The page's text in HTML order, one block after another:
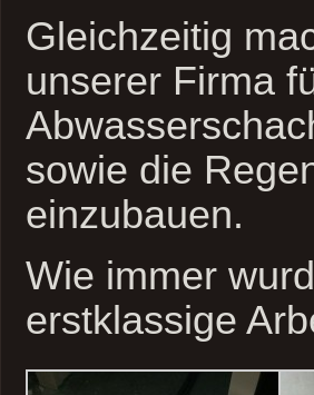
Gleichzeitig
unserer Firma
sowie die
einzubauen.
Wie immer
erstklassige